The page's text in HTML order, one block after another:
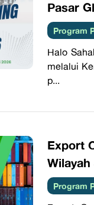
Pasar
Program
Halo
melalui
p...
Export
Wilayah
Program